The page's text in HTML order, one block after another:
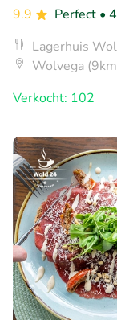
9.9
Perfect •
Lagerhuis
Wolvega
Verkocht: 102